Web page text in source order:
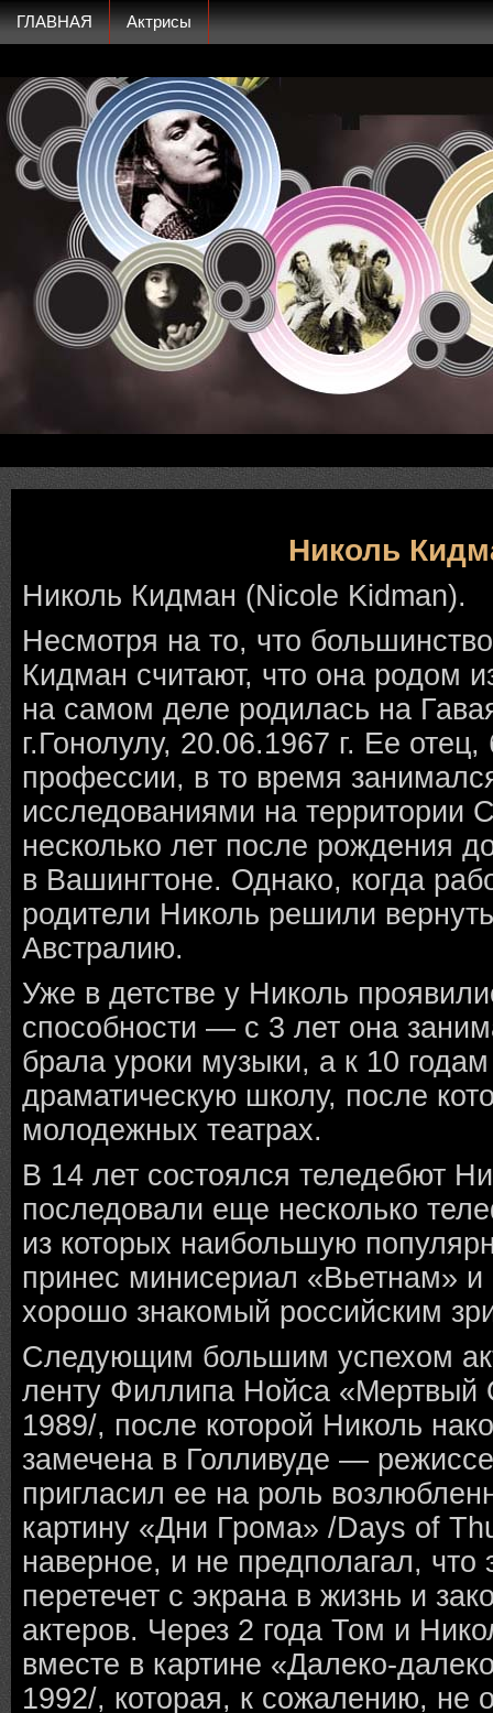
ГЛАВНАЯ Актрисы
Николь
Николь Кидман (Nicole Kidman).
Несмотря на то, что
Кидман считают, что она родом
на самом деле родилась на
г.Гонолулу, 20.06.1967 г. Ее
профессии, в то время
исследованиями на
несколько лет после рождения
в Вашингтоне. Однако, когда
родители Николь решили
Австралию.
Уже в детстве у Николь
способности — с 3 лет она
брала уроки музыки, а к 10
драматическую школу, после
молодежных театрах.
В 14 лет состоялся теледебют
последовали еще несколько
из которых наибольшую
принес минисериал «Вьетнам» и
хорошо знакомый российским
Следующим большим успехом
ленту Филлипа Нойса «Мертвый
1989/, после которой Николь
замечена в Голливуде —
пригласил ее на роль
картину «Дни Грома» /Days of
наверное, и не предполагал, что
перетечет с экрана в жизнь и
актеров. Через 2 года Том и
вместе в картине «Далеко-
1992/, которая, к сожалению, не